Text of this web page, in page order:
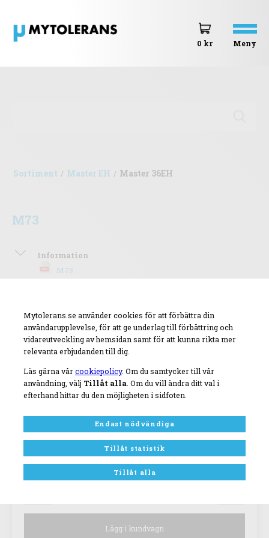
0 kr Meny
Sortiment / Master EH / Master 36EH
M73
Information
M73
Lägg i kundvagn
Mytolerans.se använder cookies för att förbättra din
användarupplevelse, för att ge underlag till förbättring och
vidareutveckling av hemsidan samt för att kunna rikta mer
relevanta erbjudanden till dig.
Läs gärna vårcookiepolicy. Om du samtycker till vår
användning, välj Tillåt alla . Om du vill ändra ditt val i
efterhand hittar du den möjligheten i sidfoten.
Endast nödvändiga
Tillåt statistik
Tillåt alla